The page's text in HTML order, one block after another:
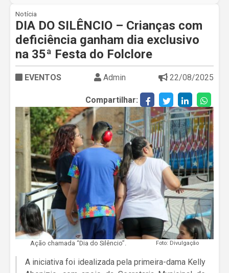
Notícia
DIA DO SILÊNCIO – Crianças com
deficiência ganham dia exclusivo
na 35ª Festa do Folclore
EVENTOS Admin 22/08/2025
Compartilhar:
Ação chamada “Dia do Silêncio”. Foto: Divulgação
A iniciativa foi idealizada pela primeira-dama Kelly